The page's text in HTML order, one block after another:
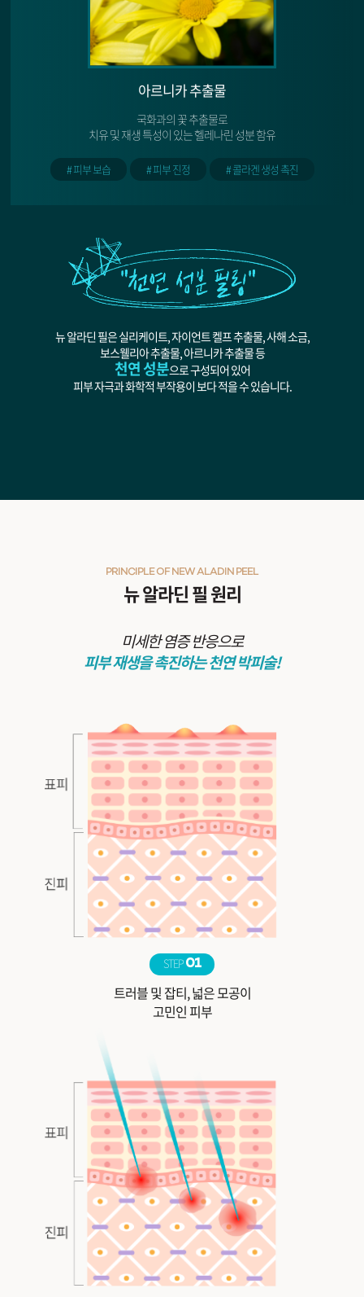
아르니카 추출물
국화과의 꽃 추출물로
치유 및 재생 특성이 있는 헬레나린 성분 함유
# 피부 보습 # 피부 진정 # 콜라겐 생성 촉진
뉴 알라딘 필은 실리케이트, 자이언트 켈프 추출물, 사해 소금,
보스웰리아 추출물, 아르니카 추출물 등
천연 성분으로 구성되어 있어
피부 자극과 화학적 부작용이 보다 적을 수 있습니다.
뉴 알라딘 필 원리
PRINCIPLE OF NEW ALADIN PEEL
미세한 염증 반응으로
피부 재생을 촉진하는 천연 박피술!
STEP01
트러블 및 잡티, 넓은 모공이
고민인 피부